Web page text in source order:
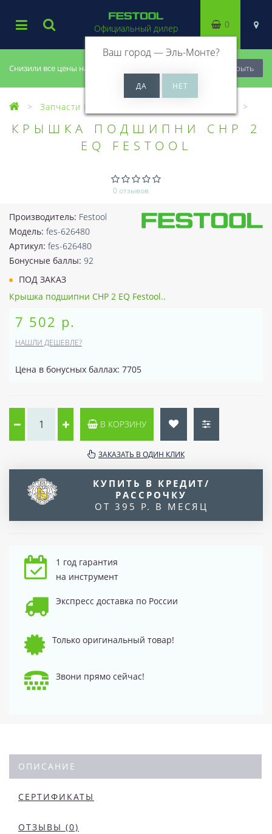
Снизили все цены на 20%, успей купить! Закрыть
Официальный дилер
Ваш город —Эль-Монте?
0
Запчасти Festool
КРЫШКА ПОДШИПНИ CHP 2
EQ FESTOOL
0 отзывов
Производитель: Festool
Модель: fes-626480
Артикул: fes-626480
Бонусные баллы: 92
ПОД ЗАКАЗ
Крышка подшипни CHP 2 EQ Festool..
7 502 р.
НАШЛИ ДЕШЕВЛЕ?
Цена в бонусных баллах: 7705
В КОРЗИНУ
ЗАКАЗАТЬ В ОДИН КЛИК
КУПИТЬ В КРЕДИТ/
РАССРОЧКУ
ОТ 395 Р. В МЕСЯЦ
1 год гарантия
на инструмент
Экспресс доставка по России
Только оригинальный товар!
Звони прямо сейчас!
ОПИСАНИЕ
СЕРТИФИКАТЫ
ОТЗЫВЫ (0)